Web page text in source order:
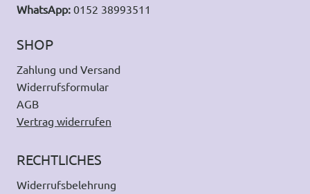
WhatsApp: 0152 38993511
SHOP
Zahlung und Versand
Widerrufsformular
AGB
Vertrag widerrufen
RECHTLICHES
Widerrufsbelehrung